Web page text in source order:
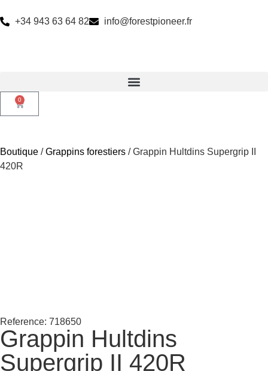
+34 943 63 64 82 info@forestpioneer.fr
0
Boutique /Grappins forestiers / Grappin Hultdins Supergrip II
420R
Reference: 718650
Grappin Hultdins
Supergrip II 420R